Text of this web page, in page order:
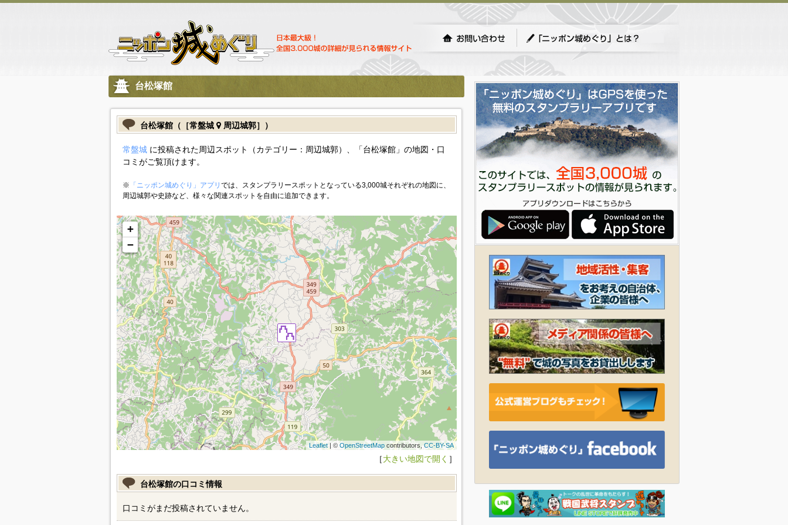
台松塚館
台松塚館（［常盤城 周辺城郭］）
常盤城に投稿された周辺スポット（カテゴリー：周辺城郭）、「台松塚館」の地図・口
コミがご覧頂けます。
※ 「ニッポン城めぐり」アプリ では、スタンプラリースポットとなっている3,000城それぞれの地図に、
周辺城郭や史跡など、様々な関連スポットを自由に追加できます。
+
−
Leaflet| © OpenStreetMapcontributors, CC-BY-SA
［大きい地図で開く ］
台松塚館の口コミ情報
口コミがまだ投稿されていません。